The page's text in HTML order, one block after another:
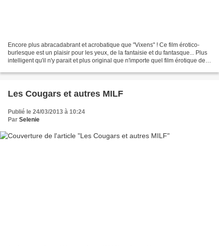
Encore plus abracadabrant et acrobatique que "Vixens" ! Ce film érotico-
burlesque est un plaisir pour les yeux, de la fantaisie et du fantasque... Plus
intelligent qu'il n'y parait et plus original que n'importe quel film érotique de
Les Cougars et autres MILF
Publié le 24/03/2013 à 10:24
Par Selenie